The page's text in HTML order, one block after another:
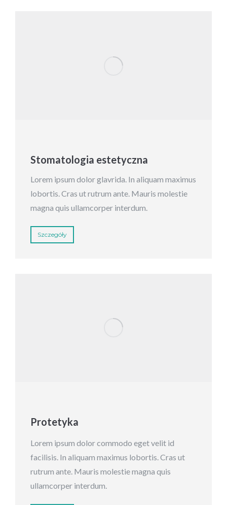
Stomatologia estetyczna
Lorem ipsum dolor glavrida. In aliquam maximus
lobortis. Cras ut rutrum ante. Mauris molestie
magna quis ullamcorper interdum.
Szczegóły
Protetyka
Lorem ipsum dolor commodo eget velit id
facilisis. In aliquam maximus lobortis. Cras ut
rutrum ante. Mauris molestie magna quis
ullamcorper interdum.